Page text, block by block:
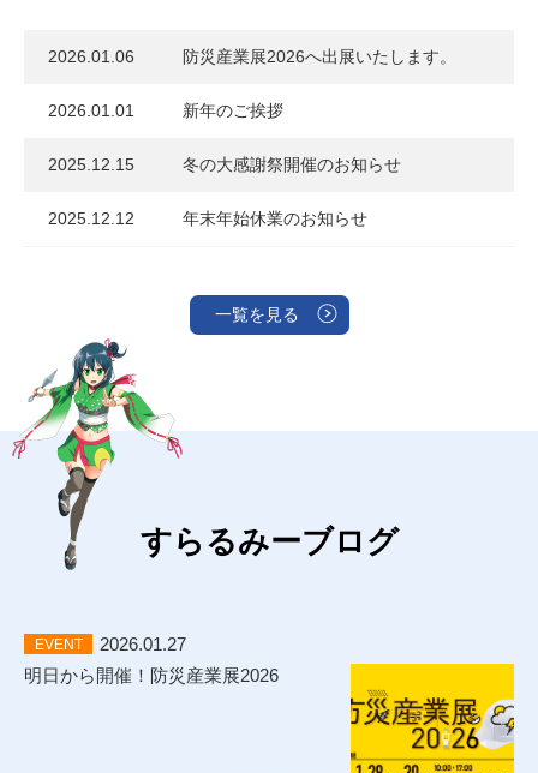
2026.01.06 防災産業展2026へ出展いたします。
2026.01.01 新年のご挨拶
2025.12.15 冬の大感謝祭開催のお知らせ
2025.12.12 年末年始休業のお知らせ
一覧を見る
すらるみーブログ
EVENT
2026.01.27
明日から開催！防災産業展2026